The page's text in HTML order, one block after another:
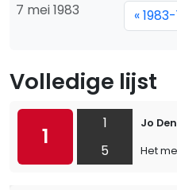
7 mei 1983 «
Volledige lijst
1
1
5
Jo
Het